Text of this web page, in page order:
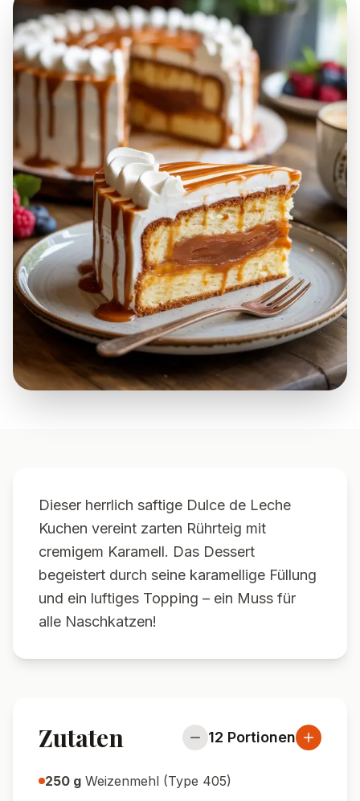
Dieser herrlich saftige Dulce de Leche
Kuchen vereint zarten Rührteig mit
cremigem Karamell. Das Dessert
begeistert durch seine karamellige Füllung
und ein luftiges Topping – ein Muss für
alle Naschkatzen!
Zutaten 12 Portionen
250 g Weizenmehl (Type 405)